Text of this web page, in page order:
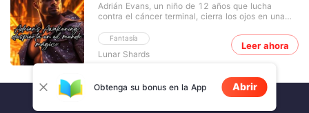
Obtenga su bonus en la App Abrir
Fantasía
Lunar Shards
Adrián Evans, un niño de 12 años que lucha
contra el cáncer terminal, cierra los ojos en una
despierta en un impresionante mundo de cielos
pastel, espadas mágicas e imponentes gigantes.
Empujado a un reino donde la supervivencia es
Leer ahora